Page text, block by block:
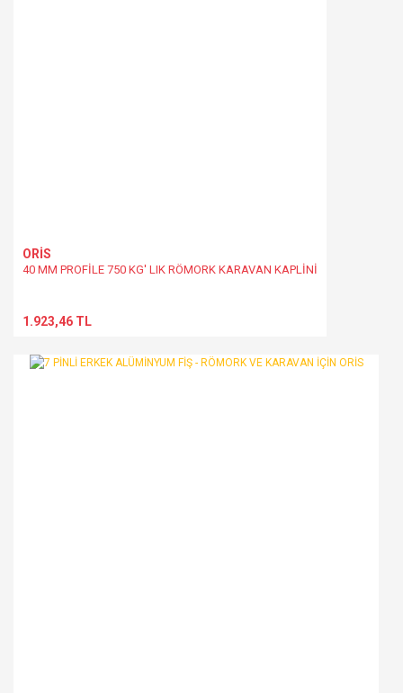
ORİS
40 MM PROFİLE 750 KG' LIK RÖMORK KARAVAN KAPLİNİ
1.923,46 TL